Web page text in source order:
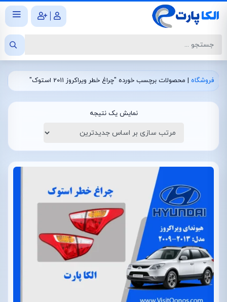
|
فروشگاه | محصولات برچسب خورده "چراغ خطر ویراکروز 2011 استوک"
نمایش یک نتیجه